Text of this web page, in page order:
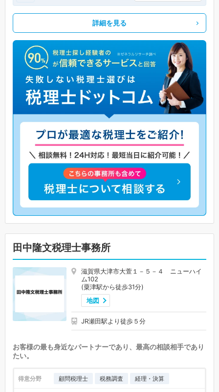
詳細を見る
田中隆文税理士事務所
滋賀県大津市大萱１－５－４ ニューハイ
ム102
(粟津駅から徒歩31分)
地図
JR瀬田駅より徒歩５分
お客様の最も身近なパートナーであり、最高の相談相手であり
たい。
得意分野 顧問税理士 税務調査 経理・決算